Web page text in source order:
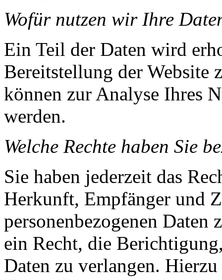
Wofür nutzen wir Ihre
Ein Teil der Daten wird
Bereitstellung der Website
können zur Analyse Ihres
werden.
Welche Rechte haben Sie
Sie haben jederzeit das
Herkunft, Empfänger und
personenbezogenen Daten
ein Recht, die
Daten zu verlangen.